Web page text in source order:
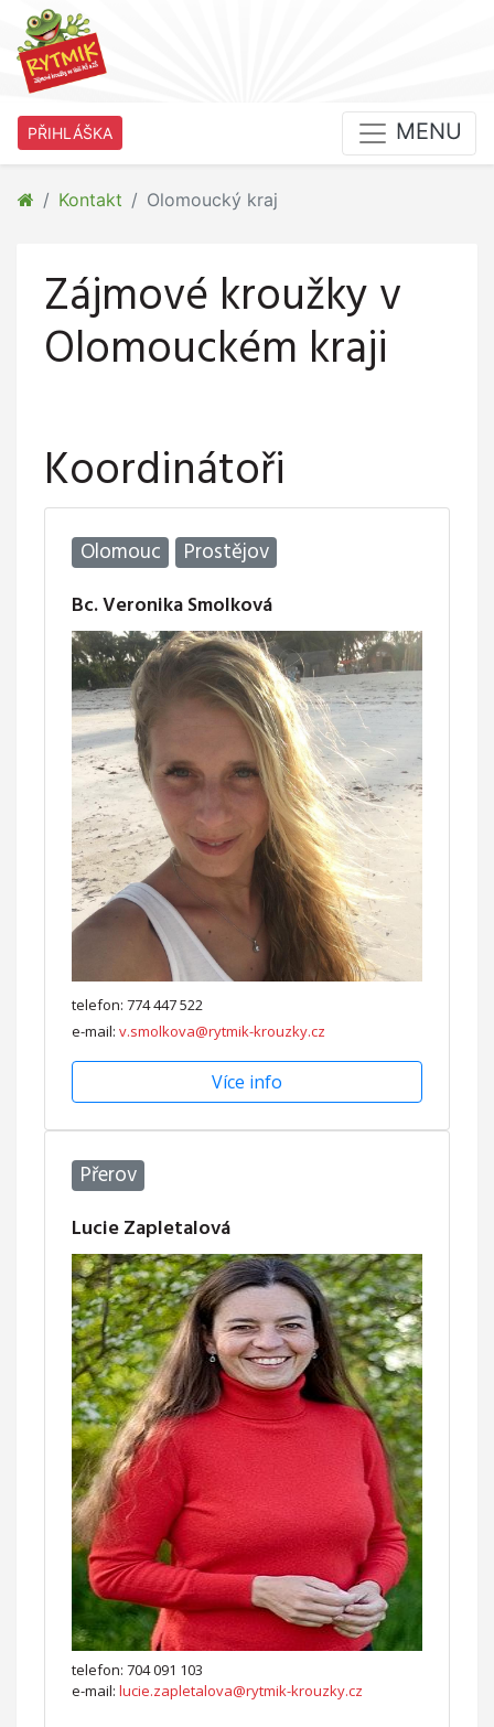
PŘIHLÁŠKA MENU
Kontakt Olomoucký kraj
Zájmové kroužky v
Olomouckém kraji
Koordinátoři
Olomouc Prostějov
Bc. Veronika Smolková
telefon: 774 447 522
e-mail: v.smolkova@rytmik-krouzky.cz
Více info
Přerov
Lucie Zapletalová
telefon: 704 091 103
e-mail: lucie.zapletalova@rytmik-krouzky.cz